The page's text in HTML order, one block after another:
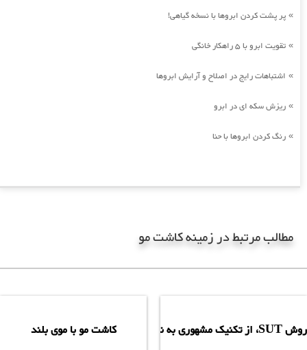
» پر پشت کردن ابروها با نسخه گیاهی!
» تقویت ابرو با 5 راهکار خانگی
» اشتباهات رایج در اصلاح و آرایش ابروها
» ریزش سکه ای در ابرو
» رنگ کردن ابروها با حنا
مطالب مرتبط در زمینه کاشت مو
کاشت مو با موی بلند روش SUT، از تکنیک مشهوری به نام تیز و کند استفاده می شود. یعنی جراح ابتدا به کمک یک پانچ تیز،
هایی لازم است؟